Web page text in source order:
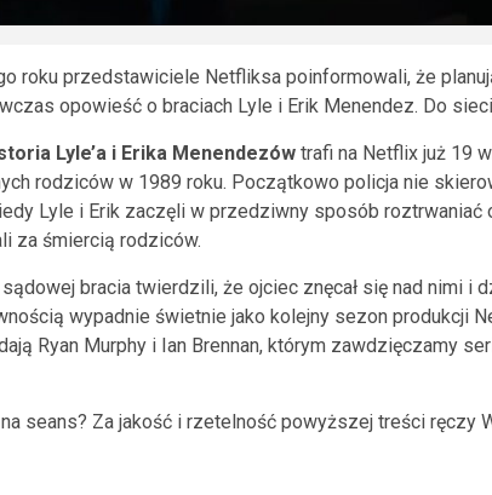
roku przedstawiciele Netfliksa poinformowali, że
opowieść o braciach Lyle i Erik Menendez. Do
Lyle’a i Erika Menendezów trafi na Netflix już 19
rodziców w 1989 roku. Początkowo policja nie
Lyle i Erik zaczęli w przedziwny sposób roztrwaniać
za śmiercią rodziców.
bracia twierdzili, że ojciec znęcał się nad nimi i
wypadnie świetnie jako kolejny sezon produkcji
Ryan Murphy i Ian Brennan, którym zawdzięczamy
seans? Za jakość i rzetelność powyższej treści ręczy